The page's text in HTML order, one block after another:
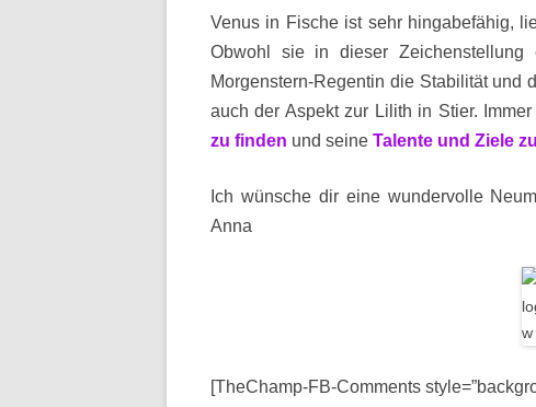
Venus in Fische ist sehr hingabefähig,
Obwohl sie in dieser
Morgenstern-Regentin die Stabilität und
auch der Aspekt zur Lilith in Stier.
zu finden und seine Talente und Ziele
Ich wünsche dir eine wundervolle
Anna
[TheChamp-FB-Comments